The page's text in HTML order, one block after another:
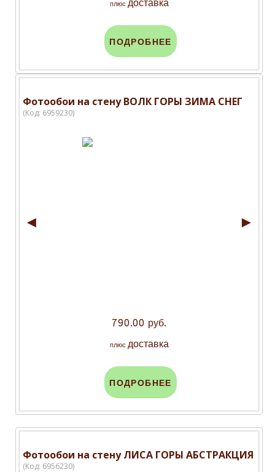
плюс доставка
ПОДРОБНЕЕ
Фотообои на стену ВОЛК ГОРЫ ЗИМА СНЕГ
(Код: 6959230)
◄ ►
790.00 руб.
плюс доставка
ПОДРОБНЕЕ
Фотообои на стену ЛИСА ГОРЫ АБСТРАКЦИЯ
(Код: 6956230)